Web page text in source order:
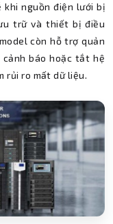
khi nguồn điện lưới bị
trữ và thiết bị điều
còn hỗ trợ quản
cảnh báo hoặc tắt hệ
rủi ro mất dữ liệu.